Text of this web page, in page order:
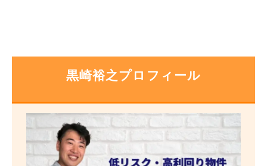
黒崎裕之プロフィール